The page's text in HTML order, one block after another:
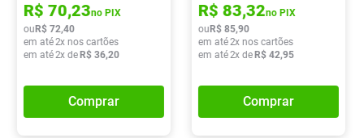
R$ 70,23no PIX
ou R$ 72,40
em até2x nos cartões
em até2x de R$ 36,20
Comprar
R$ 83,32no PIX
ou R$ 85,90
em até2x nos cartões
em até2x de R$ 42,95
Comprar